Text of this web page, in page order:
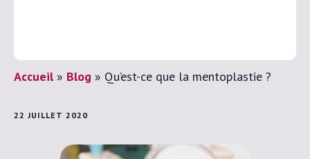
Accueil» Blog » Qu’est-ce que la mentoplastie ?
22 JUILLET 2020